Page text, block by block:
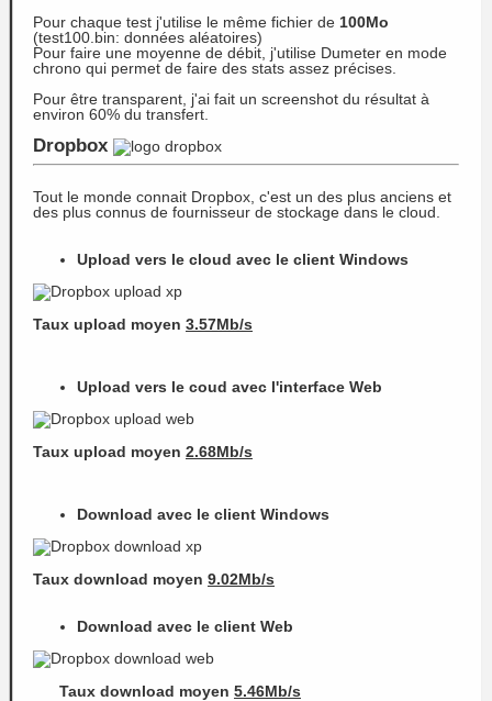
Pour chaque test j'utilise le même fichier de 100Mo
(test100.bin: données aléatoires)
Pour faire une moyenne de débit, j'utilise Dumeter en mode
chrono qui permet de faire des stats assez précises.
Pour être transparent, j'ai fait un screenshot du résultat à
environ 60% du transfert.
Dropbox
Tout le monde connait Dropbox, c'est un des plus anciens et
des plus connus de fournisseur de stockage dans le cloud.
Upload vers le cloud avec le client Windows
Taux upload moyen 3.57Mb/s
Upload vers le coud avec l'interface Web
Taux upload moyen 2.68Mb/s
Download avec le client Windows
Taux download moyen 9.02Mb/s
Download avec le client Web
Taux download moyen 5.46Mb/s